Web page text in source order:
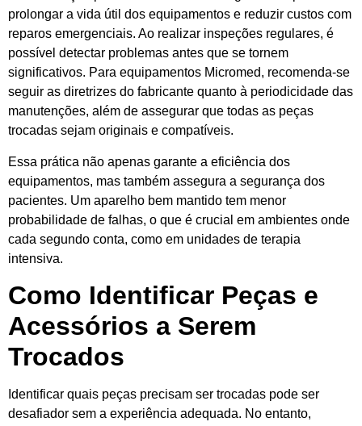
prolongar a vida útil dos equipamentos e reduzir custos com
reparos emergenciais. Ao realizar inspeções regulares, é
possível detectar problemas antes que se tornem
significativos. Para equipamentos Micromed, recomenda-se
seguir as diretrizes do fabricante quanto à periodicidade das
manutenções, além de assegurar que todas as peças
trocadas sejam originais e compatíveis.
Essa prática não apenas garante a eficiência dos
equipamentos, mas também assegura a segurança dos
pacientes. Um aparelho bem mantido tem menor
probabilidade de falhas, o que é crucial em ambientes onde
cada segundo conta, como em unidades de terapia
intensiva.
Como Identificar Peças e
Acessórios a Serem
Trocados
Identificar quais peças precisam ser trocadas pode ser
desafiador sem a experiência adequada. No entanto,